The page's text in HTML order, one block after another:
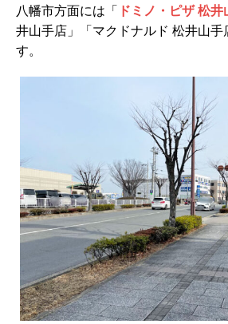
八幡市方面には「 ドミノ・ピザ 松
井山手店」「マクドナルド 松井山手
す。